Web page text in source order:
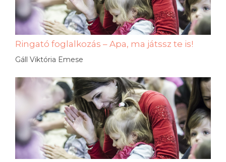
Ringató foglalkozás – Apa, ma játssz te is!
Gáll Viktória Emese